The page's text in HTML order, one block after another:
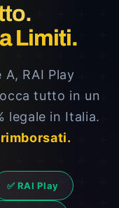
Limiti.
A, RAI Play
tutto in un
legale in Italia.
✅ RAI Play